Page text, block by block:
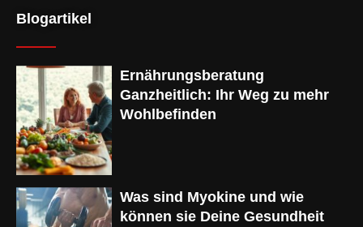
Blogartikel
Ernährungsberatung
Ganzheitlich: Ihr Weg zu mehr
Wohlbefinden
Was sind Myokine und wie
können sie Deine Gesundheit